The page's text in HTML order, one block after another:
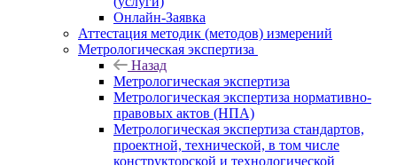
Онлайн-Заявка
Аттестация методик (методов) измерений
Метрологическая экспертиза
Назад
Метрологическая экспертиза
Метрологическая экспертиза нормативно-
правовых актов (НПА)
Метрологическая экспертиза стандартов,
проектной, технической, в том числе
конструкторской и технологической